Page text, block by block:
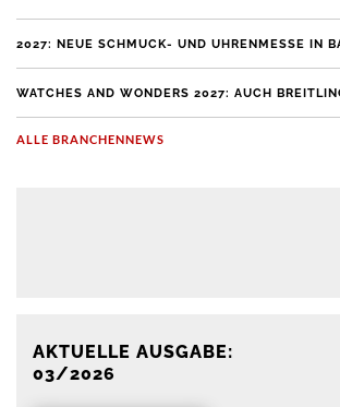
2027: NEUE SCHMUCK- UND UHRENMESSE IN
WATCHES AND WONDERS 2027: AUCH
ALLE BRANCHENNEWS
AKTUELLE AUSGABE:
03/2026